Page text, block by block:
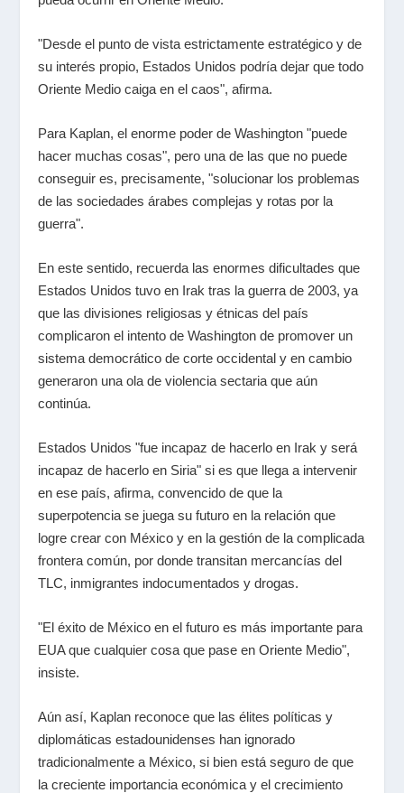
"Desde el punto de vista estrictamente estratégico y de
su interés propio, Estados Unidos podría dejar que todo
Oriente Medio caiga en el caos", afirma.
Para Kaplan, el enorme poder de Washington "puede
hacer muchas cosas", pero una de las que no puede
conseguir es, precisamente, "solucionar los problemas
de las sociedades árabes complejas y rotas por la
guerra".
En este sentido, recuerda las enormes dificultades que
Estados Unidos tuvo en Irak tras la guerra de 2003, ya
que las divisiones religiosas y étnicas del país
complicaron el intento de Washington de promover un
sistema democrático de corte occidental y en cambio
generaron una ola de violencia sectaria que aún
continúa.
Estados Unidos "fue incapaz de hacerlo en Irak y será
incapaz de hacerlo en Siria" si es que llega a intervenir
en ese país, afirma, convencido de que la
superpotencia se juega su futuro en la relación que
logre crear con México y en la gestión de la complicada
frontera común, por donde transitan mercancías del
TLC, inmigrantes indocumentados y drogas.
"El éxito de México en el futuro es más importante para
EUA que cualquier cosa que pase en Oriente Medio",
insiste.
Aún así, Kaplan reconoce que las élites políticas y
diplomáticas estadounidenses han ignorado
tradicionalmente a México, si bien está seguro de que
la creciente importancia económica y el crecimiento